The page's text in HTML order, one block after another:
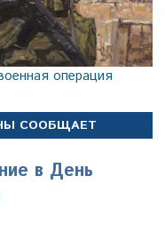
операция
СООБЩАЕТ
в День